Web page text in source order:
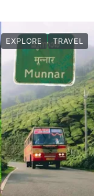
EXPLORE TRAVEL